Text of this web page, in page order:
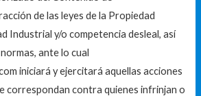
de las leyes de la Propiedad
Industrial y/o competencia desleal, así
ante lo cual
iniciará y ejercitará aquellas acciones
correspondan contra quienes infrinjan o